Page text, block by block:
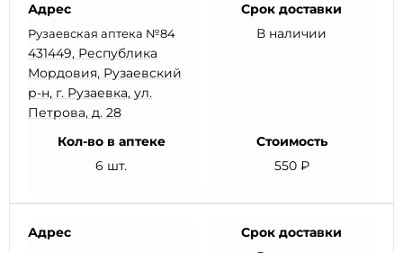
Адрес
Рузаевская аптека №84
431449, Республика
Мордовия, Рузаевский
р-н, г. Рузаевка, ул.
Петрова, д. 28
Срок доставки
В наличии
Кол-во в аптеке
6 шт.
Стоимость
550 ₽
Адрес
Срок доставки